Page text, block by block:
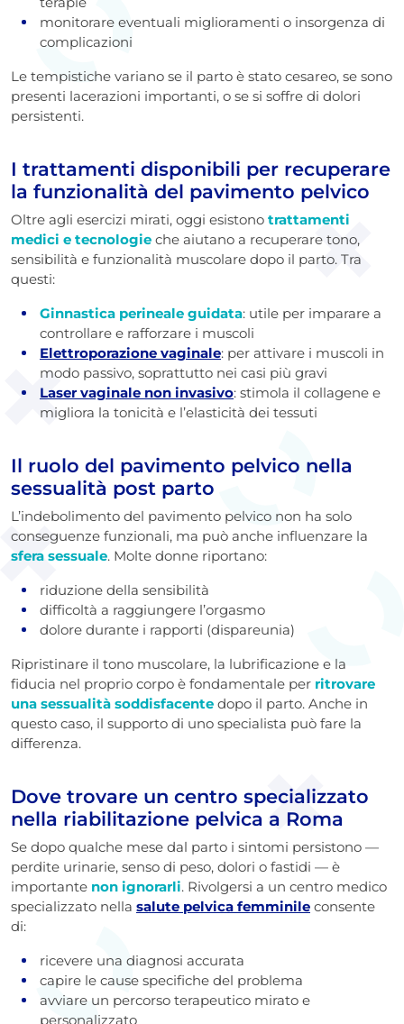
monitorare eventuali miglioramenti o insorgenza di
complicazioni
Le tempistiche variano se il parto è stato cesareo, se sono
presenti lacerazioni importanti, o se si soffre di dolori
persistenti.
I trattamenti disponibili per recuperare
la funzionalità del pavimento pelvico
Oltre agli esercizi mirati, oggi esistono trattamenti
medici e tecnologie che aiutano a recuperare tono,
sensibilità e funzionalità muscolare dopo il parto. Tra
questi:
Ginnastica perineale guidata: utile per imparare a
controllare e rafforzare i muscoli
Elettroporazione vaginale: per attivare i muscoli in
modo passivo, soprattutto nei casi più gravi
Laser vaginale non invasivo: stimola il collagene e
migliora la tonicità e l’elasticità dei tessuti
Il ruolo del pavimento pelvico nella
sessualità post parto
L’indebolimento del pavimento pelvico non ha solo
conseguenze funzionali, ma può anche influenzare la
sfera sessuale. Molte donne riportano:
riduzione della sensibilità
difficoltà a raggiungere l’orgasmo
dolore durante i rapporti (dispareunia)
Ripristinare il tono muscolare, la lubrificazione e la
fiducia nel proprio corpo è fondamentale per ritrovare
una sessualità soddisfacente dopo il parto. Anche in
questo caso, il supporto di uno specialista può fare la
differenza.
Dove trovare un centro specializzato
nella riabilitazione pelvica a Roma
Se dopo qualche mese dal parto i sintomi persistono —
perdite urinarie, senso di peso, dolori o fastidi — è
importante non ignorarli. Rivolgersi a un centro medico
specializzato nella salute pelvica femminile consente
di:
ricevere una diagnosi accurata
capire le cause specifiche del problema
avviare un percorso terapeutico mirato e
personalizzato